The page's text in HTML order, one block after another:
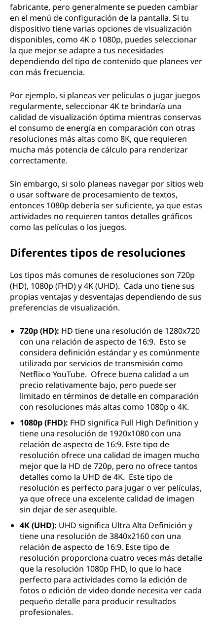
fabricante, pero generalmente se pueden cambiar
en el menú de configuración de la pantalla. Si tu
dispositivo tiene varias opciones de visualización
disponibles, como 4K o 1080p, puedes seleccionar
la que mejor se adapte a tus necesidades
dependiendo del tipo de contenido que planees ver
con más frecuencia.
Por ejemplo, si planeas ver películas o jugar juegos
regularmente, seleccionar 4K te brindaría una
calidad de visualización óptima mientras conservas
el consumo de energía en comparación con otras
resoluciones más altas como 8K, que requieren
mucha más potencia de cálculo para renderizar
correctamente.
Sin embargo, si solo planeas navegar por sitios web
o usar software de procesamiento de textos,
entonces 1080p debería ser suficiente, ya que estas
actividades no requieren tantos detalles gráficos
como las películas o los juegos.
Diferentes tipos de resoluciones
Los tipos más comunes de resoluciones son 720p
(HD), 1080p (FHD) y 4K (UHD). Cada uno tiene sus
propias ventajas y desventajas dependiendo de sus
preferencias de visualización.
720p (HD): HD tiene una resolución de 1280x720
con una relación de aspecto de 16:9. Esto se
considera definición estándar y es comúnmente
utilizado por servicios de transmisión como
Netflix o YouTube. Ofrece buena calidad a un
precio relativamente bajo, pero puede ser
limitado en términos de detalle en comparación
con resoluciones más altas como 1080p o 4K.
1080p (FHD): FHD significa Full High Definition y
tiene una resolución de 1920x1080 con una
relación de aspecto de 16:9. Este tipo de
resolución ofrece una calidad de imagen mucho
mejor que la HD de 720p, pero no ofrece tantos
detalles como la UHD de 4K. Este tipo de
resolución es perfecto para jugar o ver películas,
ya que ofrece una excelente calidad de imagen
sin dejar de ser asequible.
4K (UHD): UHD significa Ultra Alta Definición y
tiene una resolución de 3840x2160 con una
relación de aspecto de 16:9. Este tipo de
resolución proporciona cuatro veces más detalle
que la resolución 1080p FHD, lo que lo hace
perfecto para actividades como la edición de
fotos o edición de video donde necesita ver cada
pequeño detalle para producir resultados
profesionales.